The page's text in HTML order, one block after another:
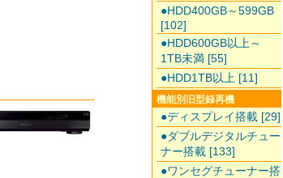
●HDD400GB～599GB
[102]
●HDD600GB以上～
1TB未満 [55]
●HDD1TB以上 [11]
機能別旧型録再機
●ディスプレイ搭載 [29]
●ダブルデジタルチュー
ナー搭載 [133]
●ワンセグチューナー搭